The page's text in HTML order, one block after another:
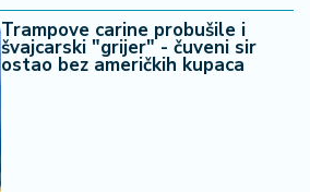
Trampove carine probušile i
švajcarski "grijer" - čuveni sir
ostao bez američkih kupaca